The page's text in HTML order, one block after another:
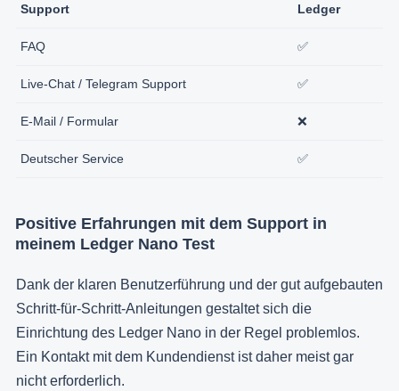
Support Ledger
FAQ ✅
Live-Chat / Telegram Support ✅
E-Mail / Formular ❌
Deutscher Service ✅
Positive Erfahrungen mit dem Support in
meinem Ledger Nano Test
Dank der klaren Benutzerführung und der gut aufgebauten
Schritt-für-Schritt-Anleitungen gestaltet sich die
Einrichtung des Ledger Nano in der Regel problemlos.
Ein Kontakt mit dem Kundendienst ist daher meist gar
nicht erforderlich.